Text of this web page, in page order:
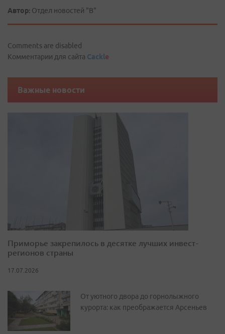
Автор: Отдел новостей "В"
Comments are disabled
Комментарии для сайта Cackle
Важные новости
Приморье закрепилось в десятке лучших инвест-
регионов страны
17.07.2026
От уютного двора до горнолыжного
курорта: как преображается Арсеньев